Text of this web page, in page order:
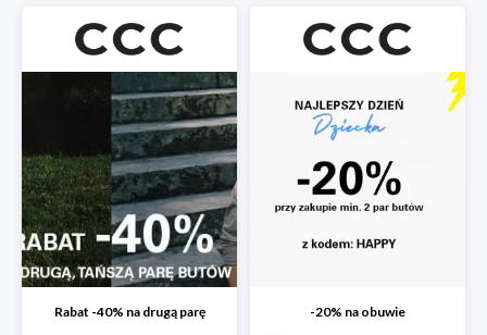
Rabat -40% na drugą parę -20% na obuwie